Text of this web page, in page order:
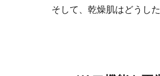
そして、乾燥肌はどうし